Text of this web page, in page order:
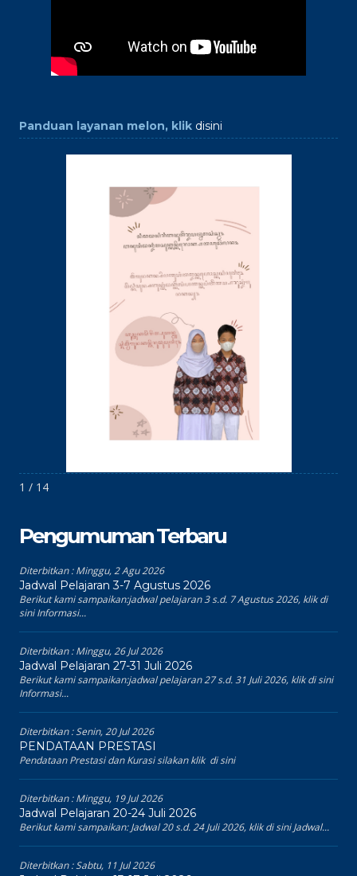
Panduan layanan melon, klik disini
1 / 14
Pengumuman Terbaru
Diterbitkan :Minggu, 2 Agu 2026
Jadwal Pelajaran 3-7 Agustus 2026
Berikut kami sampaikan:jadwal pelajaran 3 s.d. 7 Agustus 2026, klik di
sini Informasi...
Diterbitkan :Minggu, 26 Jul 2026
Jadwal Pelajaran 27-31 Juli 2026
Berikut kami sampaikan:jadwal pelajaran 27 s.d. 31 Juli 2026, klik di sini
Informasi...
Diterbitkan :Senin, 20 Jul 2026
PENDATAAN PRESTASI
Pendataan Prestasi dan Kurasi silakan klik di sini
Diterbitkan :Minggu, 19 Jul 2026
Jadwal Pelajaran 20-24 Juli 2026
Berikut kami sampaikan: Jadwal 20 s.d. 24 Juli 2026, klik di sini Jadwal...
Diterbitkan :Sabtu, 11 Jul 2026